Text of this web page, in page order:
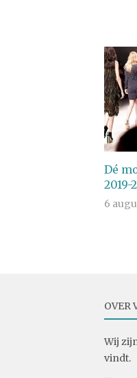
Dé
2019-
6
OVER
Wij
vindt.